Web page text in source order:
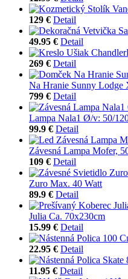
129 € Detail
49.95 € Detail
269 € Detail
Na Hranie Sunny Lodge
799 € Detail
Lampa Nala1 Ø/v: 50/
99.9 € Detail
Závesná Lampa Mofer,
109 € Detail
Zuro Max. 40 Watt
89.9 € Detail
Julia Ca. 70x230cm
15.99 € Detail
22.95 € Detail
11.95 € Detail